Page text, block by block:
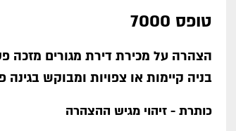
טופס 7000
הצהרה על מכירת דירת מגורים מזכה
בניה קיימות או צפויות ומבוקש
כותרת - זיהוי מגיש ההצהרה